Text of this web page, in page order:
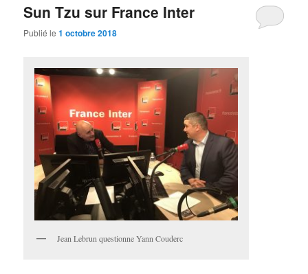
Sun Tzu sur France Inter
Publié le1 octobre 2018
Jean Lebrun questionne Yann Couderc